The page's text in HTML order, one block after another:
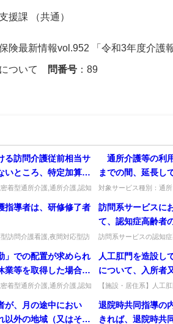
援課 （共通）
険最新情報vol.952 「令和3年度介護
について 問番号 ：89
る訪問介護従前相当サ
いところ、特定加算
。
着型通所介護,通所介護,認知
通所介護等の利
までの間、延長し
るか。
対象サービス種別：通
指導者は、研修修了者
訪問介護看護,夜間対応型訪
訪問系サービスに
て、認知症高齢者
訪問系サービスの認知
」での配置が求められ
業等を取得した場合
員を常勤換算するこ
判断するのか。
着型通所介護,通所介護,認知
人工肛門を造設し
について、入所者
【施設・居住系】人工
が、月の途中におい
外の地域（又はその
退院時共同指導の
きれば、退院時共